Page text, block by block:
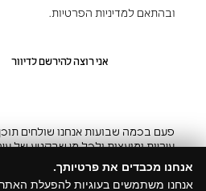
ובהתאם למדיניות הפרטיות.
פעם בכמה שבועות אנחנו שולחים
עיריות ומועצות ולכל מי שבקטע של
אנחנו מכבדים את פרטיותך.
אנחנו משתמשים בעוגיות להפעלת